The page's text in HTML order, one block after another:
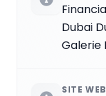
Dubai
Galerie
SITE WEB